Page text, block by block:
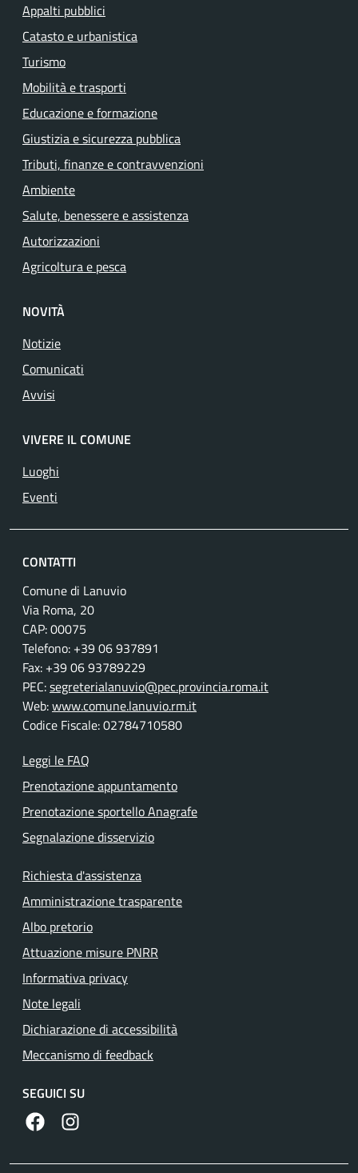
Appalti pubblici
Catasto e urbanistica
Turismo
Mobilità e trasporti
Educazione e formazione
Giustizia e sicurezza pubblica
Tributi, finanze e contravvenzioni
Ambiente
Salute, benessere e assistenza
Autorizzazioni
Agricoltura e pesca
NOVITÀ
Notizie
Comunicati
Avvisi
VIVERE IL COMUNE
Luoghi
Eventi
CONTATTI
Comune di Lanuvio
Via Roma, 20
CAP: 00075
Telefono: +39 06 937891
Fax: +39 06 93789229
PEC:segreterialanuvio@pec.provincia.roma.it
Web:www.comune.lanuvio.rm.it
Codice Fiscale: 02784710580
Leggi le FAQ
Prenotazione appuntamento
Prenotazione sportello Anagrafe
Segnalazione disservizio
Richiesta d'assistenza
Amministrazione trasparente
Albo pretorio
Attuazione misure PNRR
Informativa privacy
Note legali
Dichiarazione di accessibilità
Meccanismo di feedback
SEGUICI SU
https://www.facebook.com/comunedilanuvio/